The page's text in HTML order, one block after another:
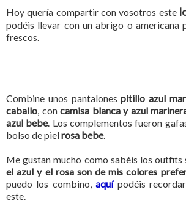
Hoy quería compartir con vosotros este
podéis llevar con un abrigo o americana
frescos.
Combine unos pantalonespitillo azul
caballo, concamisa blanca y azul
azul bebe. Los complementos fueron
bolso de pielrosa bebe.
Me gustan mucho como sabéis los outfits
el azul y el rosa son de mis colores
puedo los combino,aquípodéis
este.